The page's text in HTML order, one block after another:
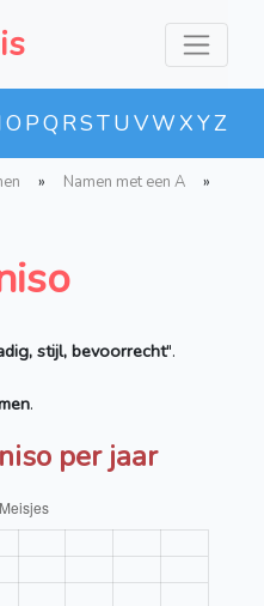
O PQ RSTUVWXYZ
» Namen met een A
»
stijl, bevoorrecht".
.
per jaar